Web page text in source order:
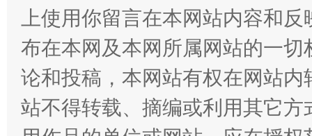
国家大学科技园优化重塑工作
上使用你留言在本网站内容和
布在本网及本网所属网站的一
论和投稿，本网站有权在网站
站不得转载、摘编或利用其它